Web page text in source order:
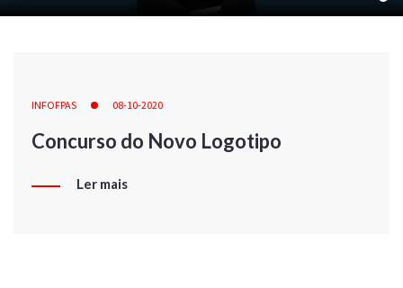
INFOFPAS 08-10-2020
Concurso do Novo Logotipo
Ler mais